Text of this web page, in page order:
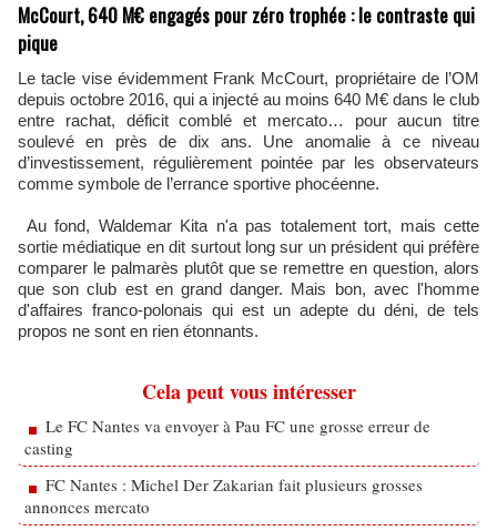
McCourt, 640 M€ engagés pour zéro trophée : le contraste qui
pique
Le tacle vise évidemment Frank McCourt, propriétaire de l’OM
depuis octobre 2016, qui a injecté au moins 640 M€ dans le club
entre rachat, déficit comblé et mercato… pour aucun titre
soulevé en près de dix ans. Une anomalie à ce niveau
d’investissement, régulièrement pointée par les observateurs
comme symbole de l’errance sportive phocéenne.
Au fond, Waldemar Kita n'a pas totalement tort, mais cette
sortie médiatique en dit surtout long sur un président qui préfère
comparer le palmarès plutôt que se remettre en question, alors
que son club est en grand danger. Mais bon, avec l'homme
d'affaires franco-polonais qui est un adepte du déni, de tels
propos ne sont en rien étonnants.
Cela peut vous intéresser
Le FC Nantes va envoyer à Pau FC une grosse erreur de
casting
FC Nantes : Michel Der Zakarian fait plusieurs grosses
annonces mercato